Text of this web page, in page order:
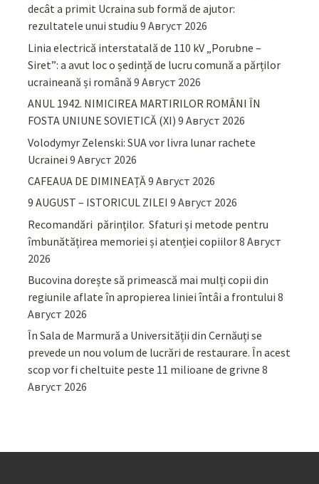
decât a primit Ucraina sub formă de ajutor:
rezultatele unui studiu 9 Август 2026
Linia electrică interstatală de 110 kV „Porubne –
Siret”: a avut loc o ședință de lucru comună a părților
ucraineană și română 9 Август 2026
ANUL 1942. NIMICIREA MARTIRILOR ROMÂNI ÎN
FOSTA UNIUNE SOVIETICĂ (XI) 9 Август 2026
Volodymyr Zelenski: SUA vor livra lunar rachete
Ucrainei 9 Август 2026
CAFEAUA DE DIMINEAȚĂ9 Август 2026
9 AUGUST – ISTORICUL ZILEI 9 Август 2026
Recomandări părinţilor. Sfaturi și metode pentru
îmbunătățirea memoriei și atenției copiilor8 Август
2026
Bucovina dorește să primească mai mulți copii din
regiunile aflate în apropierea liniei întâi a frontului 8
Август 2026
În Sala de Marmură a Universității din Cernăuți se
prevede un nou volum de lucrări de restaurare. În acest
scop vor fi cheltuite peste 11 milioane de grivne 8
Август 2026